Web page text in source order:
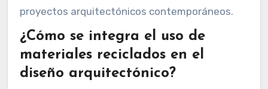
proyectos arquitectónicos contemporáneos.
¿Cómo se integra el uso de
materiales reciclados en el
diseño arquitectónico?